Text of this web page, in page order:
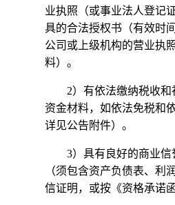
业执照（或事业法人登记
具的合法授权书（有效时
公司或上级机构的营业执
料）。
2）有依法缴纳税收
资金材料，如依法免税和
详见公告附件）。
3）具有良好的商业
（须包含资产负债表、利
信证明，或按《资格承诺